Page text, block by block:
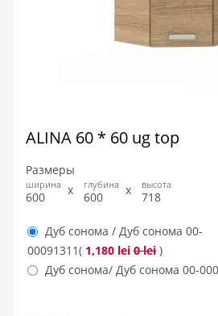
ALINA 60 * 60 ug top
Размеры
ширина
600
глубина
600
высота
718
Дуб сонома / Дуб сонома 00-
00091311( 1,180 lei 0 lei )
Дуб сонома/ Дуб сонома 00-